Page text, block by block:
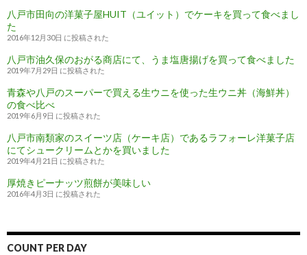
八戸市田向の洋菓子屋HUIT（ユイット）でケーキを買って食べまし
た
2016年12月30日 に投稿された
八戸市油久保のおがる商店にて、うま塩唐揚げを買って食べました
2019年7月29日 に投稿された
青森や八戸のスーパーで買える生ウニを使った生ウニ丼（海鮮丼）
の食べ比べ
2019年6月9日 に投稿された
八戸市南類家のスイーツ店（ケーキ店）であるラフォーレ洋菓子店
にてシュークリームとかを買いました
2019年4月21日 に投稿された
厚焼きピーナッツ煎餅が美味しい
2016年4月3日 に投稿された
COUNT PER DAY